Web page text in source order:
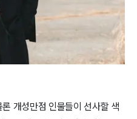
개성만점 인물들이 선사할 색